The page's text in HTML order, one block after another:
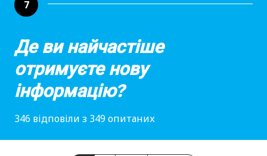
7
Де ви найчастіше
отримуєте нову
інформацію?
346 відповіли з 349 опитаних